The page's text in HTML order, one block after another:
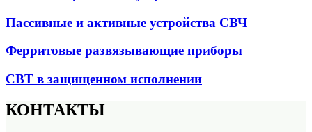
Пассивные и активные устройства СВЧ
Ферритовые развязывающие приборы
СВТ в защищенном исполнении
КОНТАКТЫ